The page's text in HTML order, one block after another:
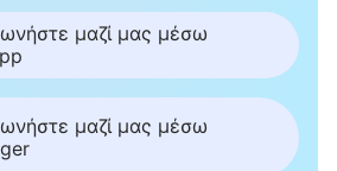
μαζί μας μέσω
μαζί μας μέσω